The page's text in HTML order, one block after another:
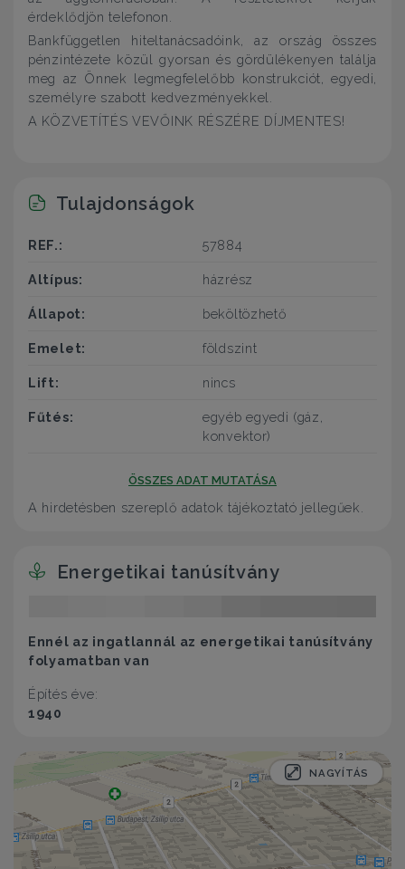
érdeklődjön telefonon.
Bankfüggetlen hiteltanácsadóink, az ország összes
pénzintézete közül gyorsan és gördülékenyen találja
meg az Önnek legmegfelelőbb konstrukciót, egyedi,
személyre szabott kedvezményekkel.
A KÖZVETÍTÉS VEVŐINK RÉSZÉRE DÍJMENTES!
Tulajdonságok
REF.: 57884
Altípus: házrész
Állapot: beköltözhető
Emelet: földszint
Lift: nincs
Fűtés:
egyéb egyedi (gáz,
konvektor)
ÖSSZES ADAT MUTATÁSA
A hirdetésben szereplő adatok tájékoztató jellegűek.
Energetikai tanúsítvány
Ennél az ingatlannál az energetikai tanúsítvány
folyamatban van
Építés éve:
1940
NAGYÍTÁS